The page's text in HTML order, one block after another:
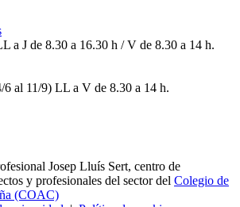
a J de 8.30 a 16.30 h / V de 8.30 a 14 h.
6 al 11/9) LL a V de 8.30 a 14 h.
Josep Lluís Sert, centro de
y profesionales del sector del Colegio de
(COAC)